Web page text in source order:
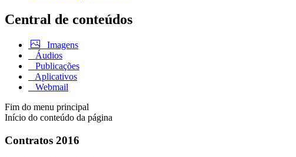
Central de conteúdos
Imagens
Áudios
Publicações
Aplicativos
Webmail
Fim do menu principal
Início do conteúdo da página
Contratos 2016